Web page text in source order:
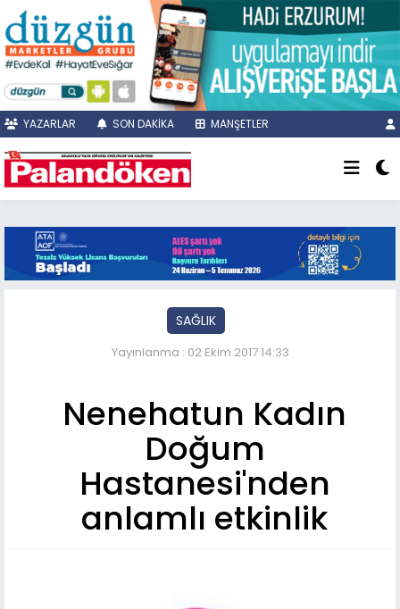
YAZARLAR SON DAKİKA MANŞETLER
SAĞLIK
Yayınlanma : 02 Ekim 2017 14:33
Nenehatun Kadın
Doğum
Hastanesi'nden
anlamlı etkinlik